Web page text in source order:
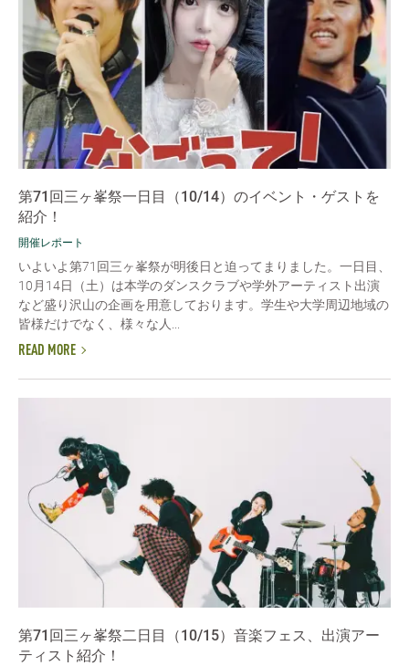
第71回三ヶ峯祭一日目（10/14）のイベント・ゲストを
紹介！
開催レポート
いよいよ第71回三ヶ峯祭が明後日と迫ってまりました。一日目、
10月14日（土）は本学のダンスクラブや学外アーティスト出演
など盛り沢山の企画を用意しております。学生や大学周辺地域の
皆様だけでなく、様々な人...
READ MORE
第71回三ヶ峯祭二日目（10/15）音楽フェス、出演アー
ティスト紹介！